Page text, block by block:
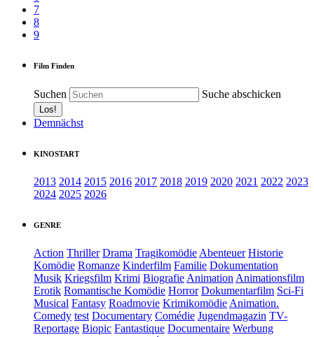
7
8
9
Film Finden
Suchen Suche abschicken
Demnächst
KINOSTART
2013 2014 2015 2016 2017 2018 2019 2020 2021 2022 2023
2024 2025 2026
GENRE
Action Thriller Drama Tragikomödie Abenteuer Historie
Komödie Romanze Kinderfilm Familie Dokumentation
Musik Kriegsfilm Krimi Biografie Animation Animationsfilm
Erotik Romantische Komödie Horror Dokumentarfilm Sci-Fi
Musical Fantasy Roadmovie Krimikomödie Animation.
Comedy test Documentary Comédie Jugendmagazin TV-
Reportage Biopic Fantastique Documentaire Werbung